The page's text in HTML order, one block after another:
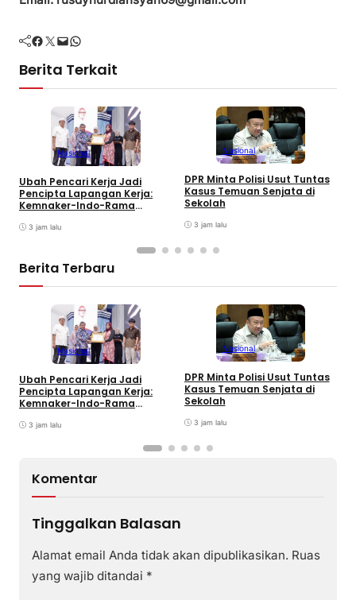
Facebook Twitter Mail WhatsApp
Berita Terkait
Nasional
Ubah Pencari Kerja Jadi
Pencipta Lapangan Kerja:
Kemnaker-Indo-Rama
3 jam lalu
Nasional
DPR Minta Polisi Usut Tuntas
Kasus Temuan Senjata di
Sekolah
3 jam lalu
Berita Terbaru
Nasional
Ubah Pencari Kerja Jadi
Pencipta Lapangan Kerja:
Kemnaker-Indo-Rama
3 jam lalu
Nasional
DPR Minta Polisi Usut Tuntas
Kasus Temuan Senjata di
Sekolah
3 jam lalu
Komentar
Tinggalkan Balasan
Alamat email Anda tidak akan dipublikasikan. Ruas
yang wajib ditandai *